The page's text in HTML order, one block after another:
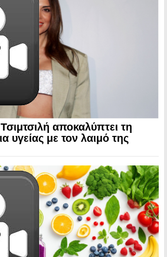
αποκαλύπτει τη
υγείας με τον λαιμό της